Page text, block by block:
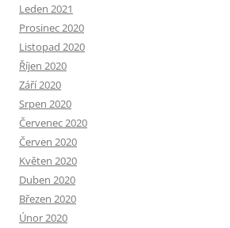
Leden 2021
Prosinec 2020
Listopad 2020
Říjen 2020
Září 2020
Srpen 2020
Červenec 2020
Červen 2020
Květen 2020
Duben 2020
Březen 2020
Únor 2020